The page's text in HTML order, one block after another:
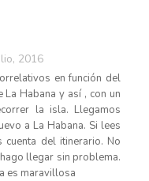
2016
en función del
Habana y así , con un
la isla. Llegamos
a La Habana. Si lees
del itinerario. No
llegar sin problema.
es maravillosa